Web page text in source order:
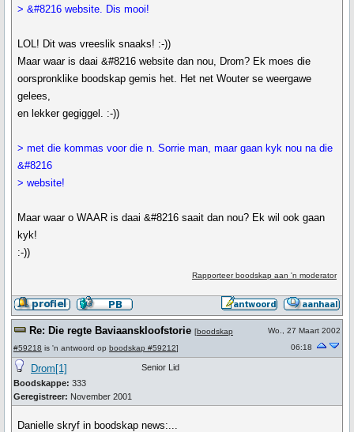
> &#8216 website. Dis mooi!
LOL! Dit was vreeslik snaaks! :-))
Maar waar is daai &#8216 website dan nou, Drom? Ek moes die
oorspronklike boodskap gemis het. Het net Wouter se weergawe
gelees,
en lekker gegiggel. :-))
> met die kommas voor die n. Sorrie man, maar gaan kyk nou na die
&#8216
> website!
Maar waar o WAAR is daai &#8216 saait dan nou? Ek wil ook gaan
kyk!
:-))
Rapporteer boodskap aan 'n moderator
Re: Die regte Baviaanskloofstorie [boodskap
#59218 is 'n antwoord op boodskap #59212]
Wo., 27 Maart 2002
06:18
Drom[1]
Boodskappe: 333
Geregistreer: November 2001
Senior Lid
Danielle skryf in boodskap news:...